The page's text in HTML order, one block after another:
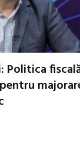
Politica